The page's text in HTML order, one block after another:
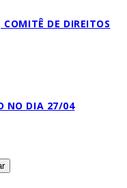
DE DIREITOS
NO DIA 27/04